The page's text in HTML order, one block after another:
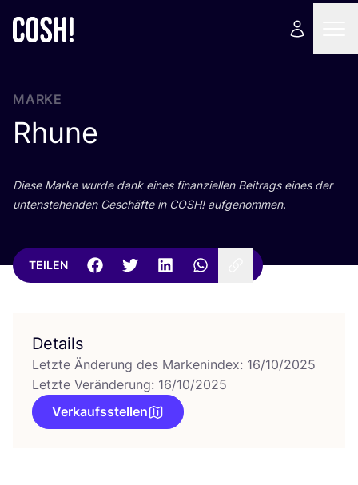
MARKE
Rhune
Die­se Mar­ke wur­de dank eines finan­zi­el­len Bei­trags eines der
unten­ste­hen­den Geschäf­te in COSH! aufgenommen.
TEILEN
Details
Letzte Änderung des Markenindex: 16/10/2025
Letzte Veränderung: 16/10/2025
Verkaufsstellen